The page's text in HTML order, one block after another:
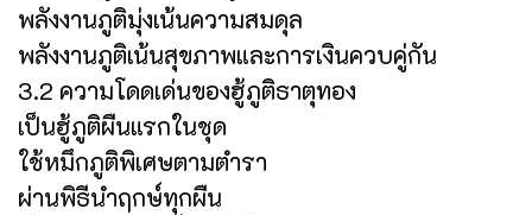
พลังงานภูติมุ่งเน้นความสมดุล
พลังงานภูติเน้นสุขภาพและการเงินควบคู่กัน
3.2 ความโดดเด่นของฮู้ภูติธาตุทอง
เป็นฮู้ภูติผืนแรกในชุด
ใช้หมึกภูติพิเศษตามตำรา
ผ่านพิธีนำฤกษ์ทุกผืน